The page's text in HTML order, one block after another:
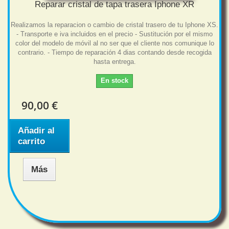
Reparar cristal de tapa trasera Iphone XR
Realizamos la reparacion o cambio de cristal trasero de tu Iphone XS.
- Transporte e iva incluidos en el precio - Sustitución por el mismo
color del modelo de móvil al no ser que el cliente nos comunique lo
contrario. - Tiempo de reparación 4 dias contando desde recogida
hasta entrega.
En stock
90,00 €
Añadir al
carrito
Más